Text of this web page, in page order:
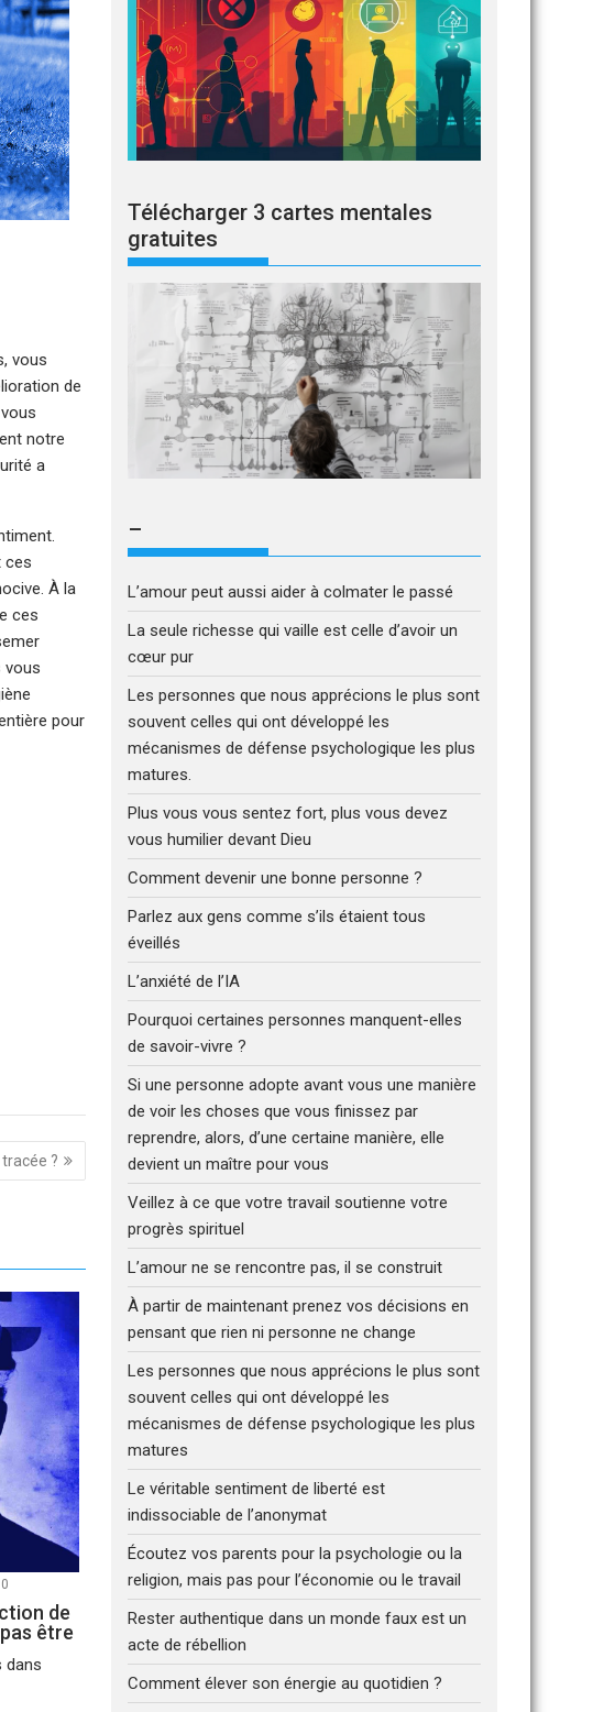
vous
de
notre
a
ces
À la
ces
vous
pour
?
0
de
être
dans
Télécharger 3 cartes mentales
gratuites
–
L’amour peut aussi aider à colmater le passé
La seule richesse qui vaille est celle d’avoir un
cœur pur
Les personnes que nous apprécions le plus sont
souvent celles qui ont développé les
mécanismes de défense psychologique les plus
matures.
Plus vous vous sentez fort, plus vous devez
vous humilier devant Dieu
Comment devenir une bonne personne ?
Parlez aux gens comme s’ils étaient tous
éveillés
L’anxiété de l’IA
Pourquoi certaines personnes manquent-elles
de savoir-vivre ?
Si une personne adopte avant vous une manière
de voir les choses que vous finissez par
reprendre, alors, d’une certaine manière, elle
devient un maître pour vous
Veillez à ce que votre travail soutienne votre
progrès spirituel
L’amour ne se rencontre pas, il se construit
À partir de maintenant prenez vos décisions en
pensant que rien ni personne ne change
Les personnes que nous apprécions le plus sont
souvent celles qui ont développé les
mécanismes de défense psychologique les plus
matures
Le véritable sentiment de liberté est
indissociable de l’anonymat
Écoutez vos parents pour la psychologie ou la
religion, mais pas pour l’économie ou le travail
Rester authentique dans un monde faux est un
acte de rébellion
Comment élever son énergie au quotidien ?